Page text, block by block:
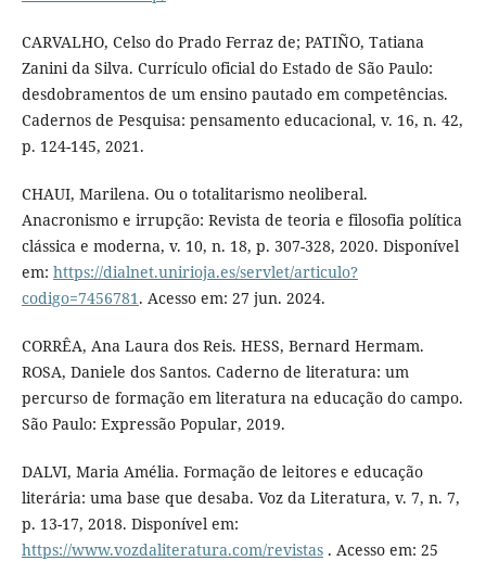
CARVALHO, Celso do Prado Ferraz de; PATIÑO, Tatiana
Zanini da Silva. Currículo oficial do Estado de São Paulo:
desdobramentos de um ensino pautado em competências.
Cadernos de Pesquisa: pensamento educacional, v. 16, n. 42,
p. 124-145, 2021.
CHAUI, Marilena. Ou o totalitarismo neoliberal.
Anacronismo e irrupção: Revista de teoria e filosofia política
clássica e moderna, v. 10, n. 18, p. 307-328, 2020. Disponível
em: https://dialnet.unirioja.es/servlet/articulo?
codigo=7456781 . Acesso em: 27 jun. 2024.
CORRÊA, Ana Laura dos Reis. HESS, Bernard Hermam.
ROSA, Daniele dos Santos. Caderno de literatura: um
percurso de formação em literatura na educação do campo.
São Paulo: Expressão Popular, 2019.
DALVI, Maria Amélia. Formação de leitores e educação
literária: uma base que desaba. Voz da Literatura, v. 7, n. 7,
p. 13-17, 2018. Disponível em:
https://www.vozdaliteratura.com/revistas. Acesso em: 25